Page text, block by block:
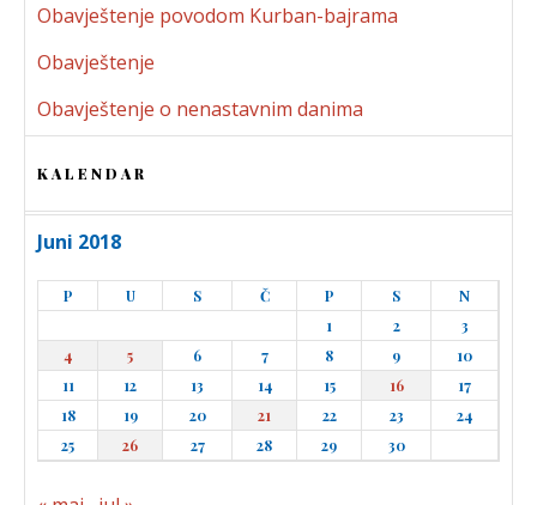
Obavještenje povodom Kurban-bajrama
Obavještenje
Obavještenje o nenastavnim danima
KALENDAR
Juni 2018
P U S Č P S
N
1
2
3
4
5 6 7 8 9
10
11
12 13 14 15 16
17
18
19 20 21 22 23
24
25
26 27 28 29 30